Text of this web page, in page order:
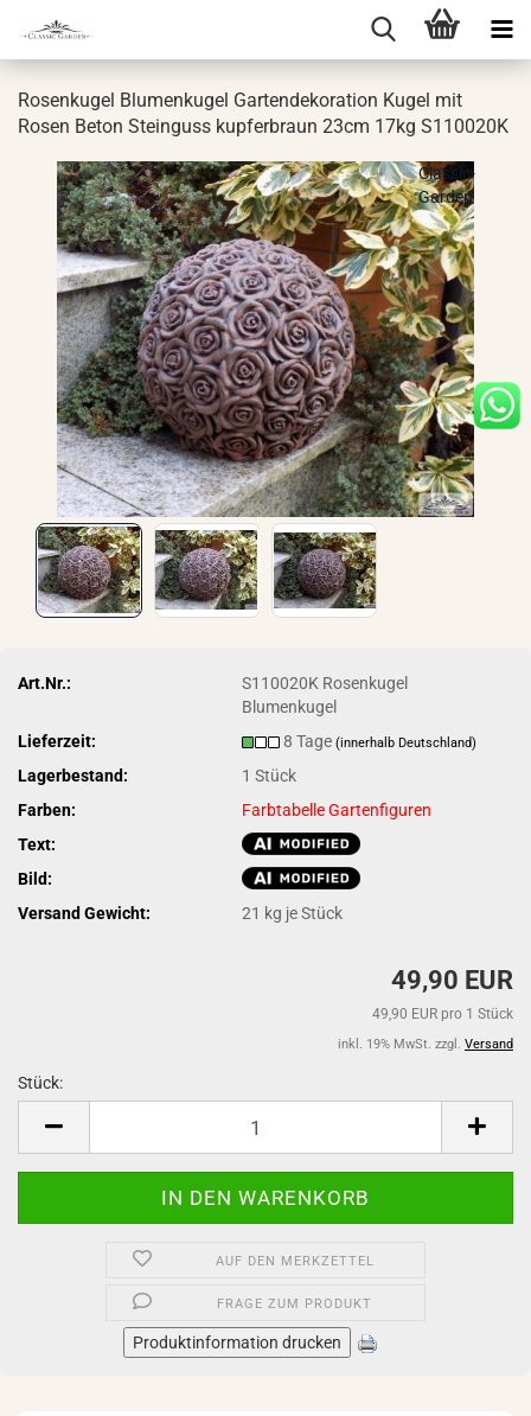
Ro­sen­ku­gel Blu­men­ku­gel Gar­ten­de­ko­ra­ti­on Kugel mit
Rosen Beton Stein­guss kup­fer­braun 23cm 17kg S110020K
Classic-
Garden
Art.Nr.:
S110020K Rosenkugel
Blumenkugel
Lieferzeit:
8 Tage(innerhalb Deutschland)
Lagerbestand: 1Stück
Farben:
Farbtabelle Gartenfiguren
Text:
Bild:
Versand Gewicht:
21 kg je Stück
49,90 EUR
49,90 EUR pro 1 Stück
inkl. 19% MwSt. zzgl. Versand
Stück:
AUF DEN MERKZETTEL
FRAGE ZUM PRODUKT
Produktinformation drucken